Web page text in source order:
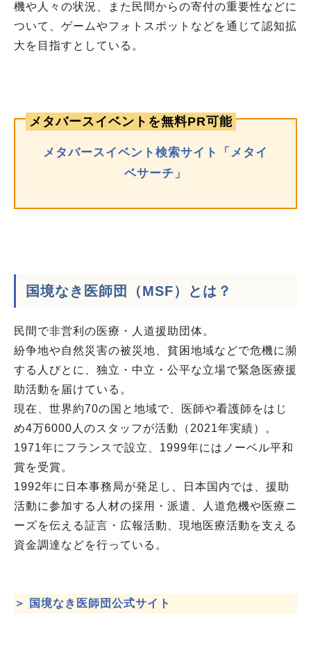
機や人々の状況、また民間からの寄付の重要性などに
ついて、ゲームやフォトスポットなどを通じて認知拡
大を目指すとしている。
メタバースイベントを無料PR可能
メタバースイベント検索サイト「メタイ
ベサーチ」
国境なき医師団（MSF）とは？
民間で非営利の医療・人道援助団体。
紛争地や自然災害の被災地、貧困地域などで危機に瀕
する人びとに、独立・中立・公平な立場で緊急医療援
助活動を届けている。
現在、世界約70の国と地域で、医師や看護師をはじ
め4万6000人のスタッフが活動（2021年実績）。
1971年にフランスで設立、1999年にはノーベル平和
賞を受賞。
1992年に日本事務局が発足し、日本国内では、援助
活動に参加する人材の採用・派遣、人道危機や医療ニ
ーズを伝える証言・広報活動、現地医療活動を支える
資金調達などを行っている。
＞ 国境なき医師団公式サイト